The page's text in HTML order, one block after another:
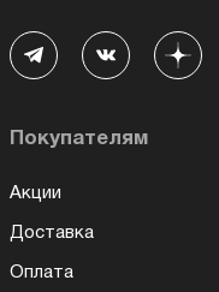
Покупателям
Акции
Доставка
Оплата